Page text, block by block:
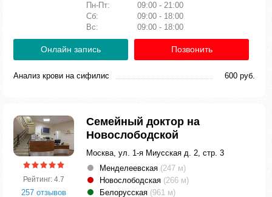
Пн-Пт:
09:00 - 21:00
Сб:
09:00 - 18:00
Вс:
09:00 - 18:00
Онлайн запись Позвонить
Анализ крови на сифилис 600 руб.
Рейтинг: 4.7
257 отзывов
Семейный доктор на
Новослободской
Москва, ул. 1-я Миусская д. 2, стр. 3
Менделеевская (247 м)
Новослободская (266 м)
Белорусская (961 м)